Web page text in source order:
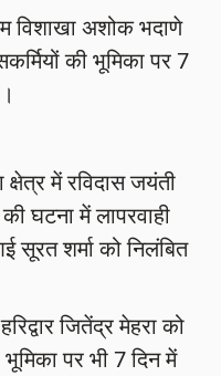
विशाखा अशोक भदाणे
की भूमिका पर 7
क्षेत्र में रविदास जयंती
घटना में लापरवाही
सूरत शर्मा को निलंबित
जितेंद्र मेहरा को
पर भी 7 दिन में